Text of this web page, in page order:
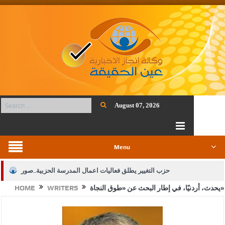
August 07, 2026
Menu
حزب التغيير يطلق فعاليات اعمال المدرسة الحزبية..صور
الجيش يفتح باب التجنيد لحملة البكالوريوس في الحقوق والقانون
بيان اجتماع عمّان:دعم الوصاية الهاشمية التاريخية على المقدسات
HOME WRITERS ‏يحدث، أردنيًا، في إطار البحث عن «طوق النجاة»